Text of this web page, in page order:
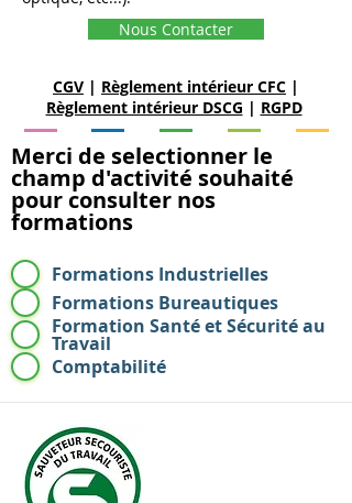
Nous Contacter
CGV | Règlement intérieur CFC |
Règlement intérieur DSCG | RGPD
Merci de selectionner le
champ d'activité souhaité
pour consulter nos
formations
Formations Industrielles
Formations Bureautiques
Formation Santé et Sécurité au
Travail
Comptabilité